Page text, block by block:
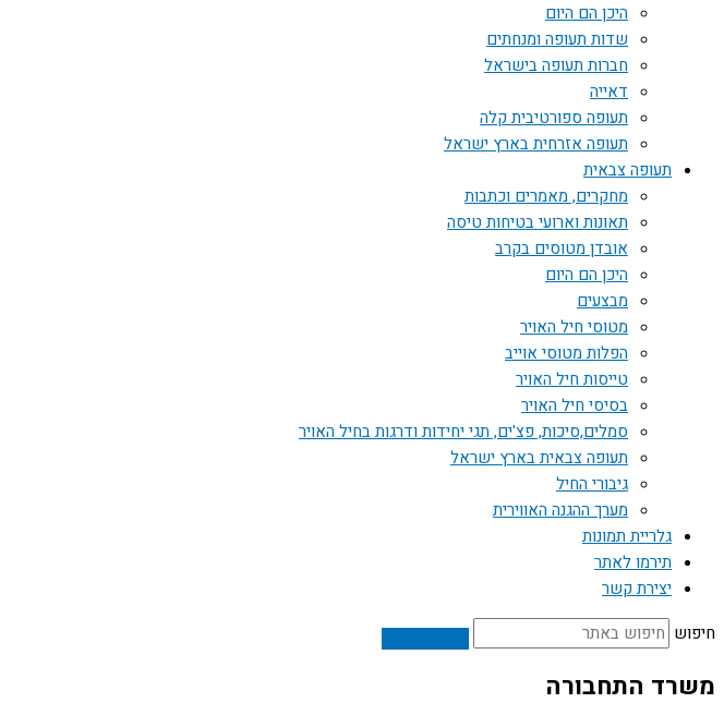
היכן הם היום
שדות תעופה ומנחתים
חברות תעופה בישראל
דאייה
תעופה ספורטיבית קלה
תעופה אזרחית בארץ ישראל
תעופה צבאית
מחקרים, מאמרים וכתבות
תאונות וארועי בטיחות טיסה
אובדן מטוסים בקרב
היכן הם היום
מבצעים
מטוסי חיל האויר
הפלות מטוסי אוייב
טייסות חיל האויר
בסיסי חיל האויר
סמלים,סיכות, פצ'ים, תגי יחידות ודרגות בחיל האויר
תעופה צבאית בארץ ישראל
גיבורי החיל
מערך ההגנה האווירית
גלריית תמונות
תירמו לאתר
יצירת קשר
חיפוש
משרד התחבורה